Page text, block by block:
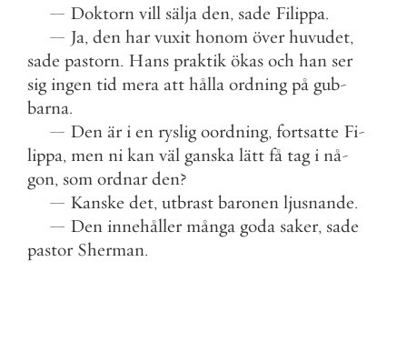
— Doktorn vill sälja den, sade Filippa.
— Ja, den har vuxit honom över huvudet,
sade pastorn. Hans praktik ökas och han ser
sig ingen tid mera att hålla ordning på gub-
barna.
— Den är i en ryslig oordning, fortsatte Fi-
lippa, men ni kan väl ganska lätt få tag i nå-
gon, som ordnar den?
— Kanske det, utbrast baronen ljusnande.
— Den innehåller många goda saker, sade
pastor Sherman.